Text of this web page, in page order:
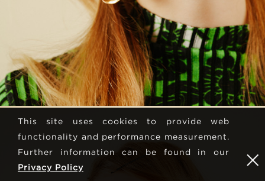
This site uses cookies to provide web
functionality and performance measurement.
Further information can be found in our
Privacy Policy